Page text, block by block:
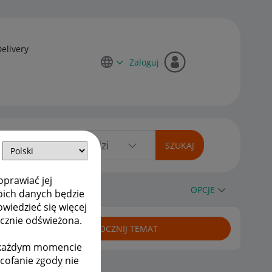
jej
danych będzie
się więcej
odświeżona.
momencie
zgody nie
Zaloguj
wraca do mnie. OPCJE
ROZPOCZNIJ TEMAT